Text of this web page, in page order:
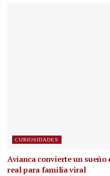
CURIOSIDADES
Avianca convierte un
real para familia viral